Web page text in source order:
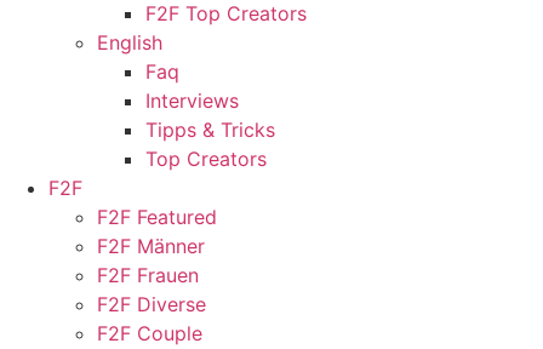
F2F Top Creators
English
Faq
Interviews
Tipps & Tricks
Top Creators
F2F
F2F Featured
F2F Männer
F2F Frauen
F2F Diverse
F2F Couple